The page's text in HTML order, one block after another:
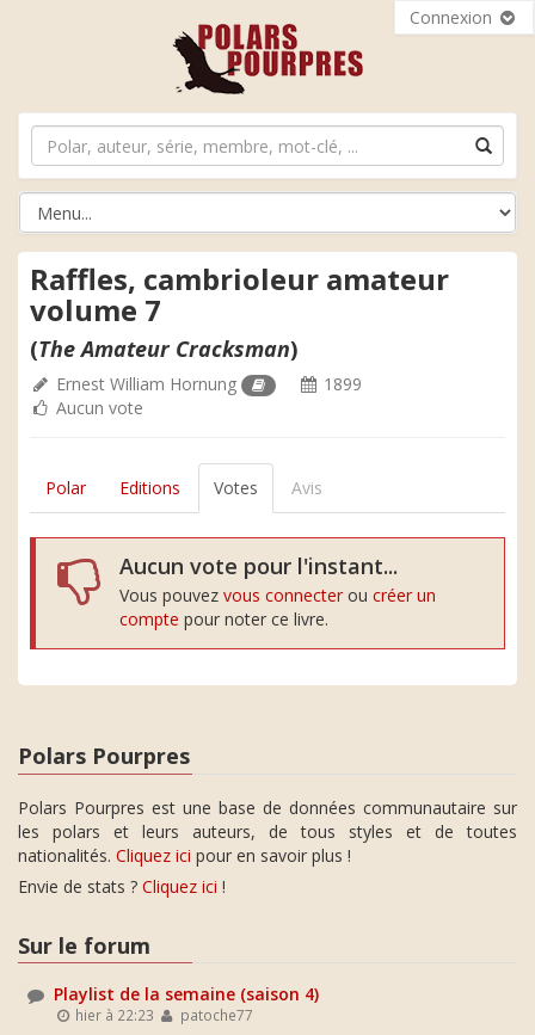
Connexion
Raffles, cambrioleur amateur
volume 7
(The Amateur Cracksman)
Ernest William Hornung
1899
Aucun vote
Polar Editions Votes Avis
Aucun vote pour l'instant...
Vous pouvez vous connecter ou créer un
compte pour noter ce livre.
Polars Pourpres
Polars Pourpres est une base de données communautaire sur
les polars et leurs auteurs, de tous styles et de toutes
nationalités. Cliquez ici pour en savoir plus !
Envie de stats ? Cliquez ici !
Sur le forum
Playlist de la semaine (saison 4)
hier à 22:23 patoche77